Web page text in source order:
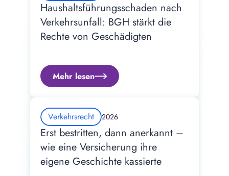
Haushaltsführungsschaden nach
Verkehrsunfall: BGH stärkt die
Rechte von Geschädigten
Mehr lesen
Verkehrsrecht 2026
Erst bestritten, dann anerkannt –
wie eine Versicherung ihre
eigene Geschichte kassierte